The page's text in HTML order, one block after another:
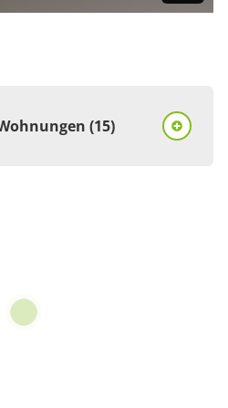
(15)
pro Einheit/Nacht